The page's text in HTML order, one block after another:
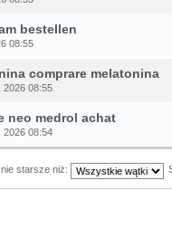
bestellen
08:55
comprare melatonina
2026 08:55
neo medrol achat
2026 08:54
starsze niż: